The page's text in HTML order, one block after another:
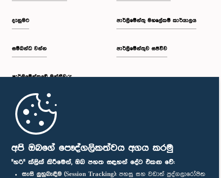
අපි ඔබගේ පෞද්ගලිකත්වය අගය කරමු
"හරි" ක්ලික් කිරීමෙන්, ඔබ පහත සඳහන් දේට එකඟ වේ:
සැසි ලුහුබැඳීම (Session Tracking): පහසු සහ වඩාත් පුද්ගලාරෝපිත
දැනුමට
සම්බන්ධ වන්න
පාර්ලි‌මේන්තුවේ මන්ත්‍රීවරු
මුල් පිටුව
පාර්ලිමේන්තු මහලේකම් කාර්යාලය
පාර්ලිමේන්තුව සජීවීව
පාර්ලිමේන්තු ජංගම යෙදුම